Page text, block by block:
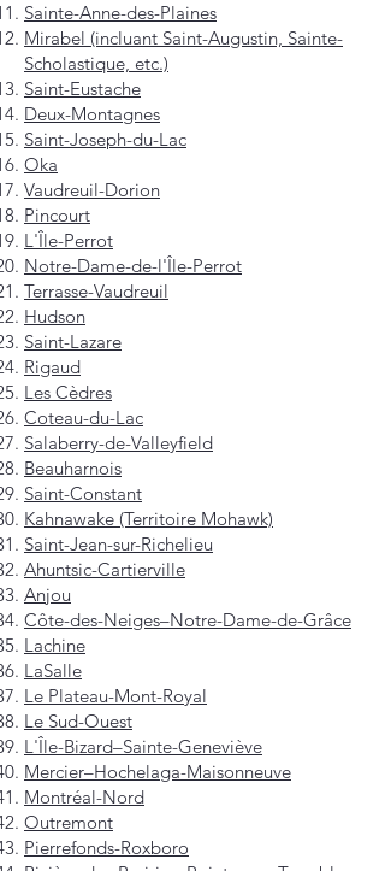
Sainte-Anne-des-Plaines
Mirabel (incluant Saint-Augustin, Sainte-
Scholastique, etc.)
Saint-Eustache
Deux-Montagnes
Saint-Joseph-du-Lac
Oka
Vaudreuil-Dorion
Pincourt
L'Île-Perrot
Notre-Dame-de-l'Île-Perrot
Terrasse-Vaudreuil
Hudson
Saint-Lazare
Rigaud
Les Cèdres
Coteau-du-Lac
Salaberry-de-Valleyfield
Beauharnois
Saint-Constant
Kahnawake (Territoire Mohawk)
Saint-Jean-sur-Richelieu
Ahuntsic-Cartierville
Anjou
Côte-des-Neiges–Notre-Dame-de-Grâce
Lachine
LaSalle
Le Plateau-Mont-Royal
Le Sud-Ouest
L'Île-Bizard–Sainte-Geneviève
Mercier–Hochelaga-Maisonneuve
Montréal-Nord
Outremont
Pierrefonds-Roxboro